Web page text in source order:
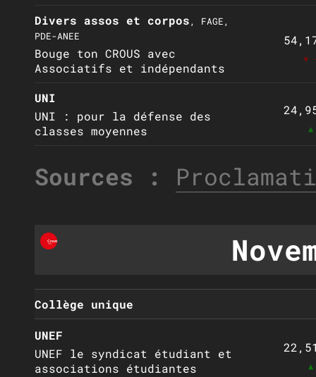
Divers assos et corpos, FAGE,
PDE-ANEE
Bouge ton CROUS avec
Associatifs et indépendants
▼
UNI
UNI : pour la défense des
classes moyennes
Sources :
Collège unique
UNEF
UNEF le syndicat étudiant et
associations étudiantes